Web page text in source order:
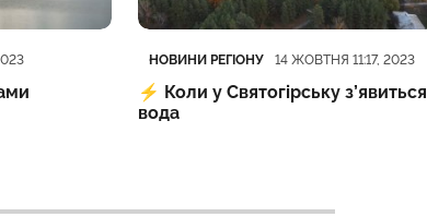
Категорія
НОВИНИ РЕГІОНУ
Дата публікації 14 ЖОВТНЯ 11:17, 2023
⚡️ Коли у Святогірську з’явиться
вода